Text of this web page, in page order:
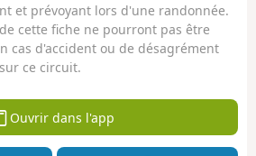
et prévoyant lors d'une randonnée.
cette fiche ne pourront pas être
cas d'accident ou de désagrément
ce circuit.
Ouvrir dans l'app